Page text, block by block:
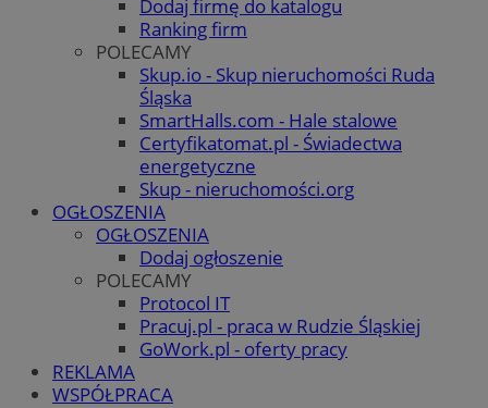
Dodaj firmę do katalogu
Ranking firm
POLECAMY
Skup.io - Skup nieruchomości Ruda
Śląska
SmartHalls.com - Hale stalowe
Certyfikatomat.pl - Świadectwa
energetyczne
Skup - nieruchomości.org
OGŁOSZENIA
OGŁOSZENIA
Dodaj ogłoszenie
POLECAMY
Protocol IT
Pracuj.pl - praca w Rudzie Śląskiej
GoWork.pl - oferty pracy
REKLAMA
WSPÓŁPRACA